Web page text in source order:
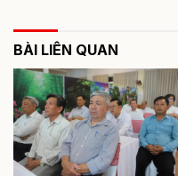
BÀI LIÊN QUAN